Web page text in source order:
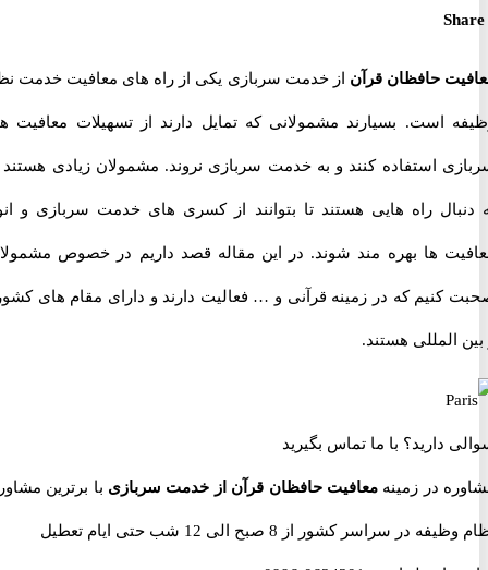
حافظان قرآناز خدمت سربازی یکی از راه های معافیت خدمت نظام
است. بسیارند مشمولانی که تمایل دارند از تسهیلات معافیت های
استفاده کنند و به خدمت سربازی نروند. مشمولان زیادی هستند که
راه هایی هستند تا بتوانند از کسری های خدمت سربازی و انواع
ها بهره مند شوند. در این مقاله قصد داریم در خصوص مشمولانی
که در زمینه قرآنی و … فعالیت دارند و دارای مقام های کشوری
هستند.
دارید؟ با ما تماس بگیرید
در زمینهمعافیت حافظان قرآن از خدمت سربازیبا برترین مشاوران
در سراسر کشور از 8 صبح الی 12 شب حتی ایام تعطیل